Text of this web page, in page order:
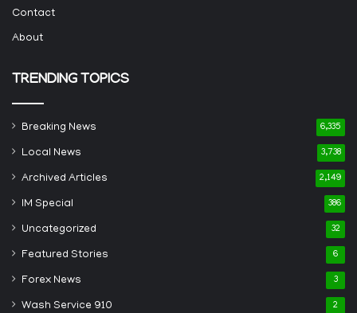
Contact
About
TRENDING TOPICS
Breaking News 6,335
Local News 3,738
Archived Articles 2,149
IM Special 386
Uncategorized 32
Featured Stories 6
Forex News 3
Wash Service 910 2